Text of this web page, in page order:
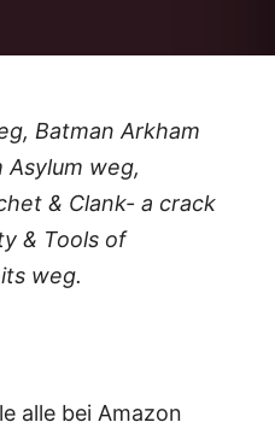
Batman Arkham
Asylum weg,
& Clank- a crack
& Tools of
weg.
alle bei Amazon